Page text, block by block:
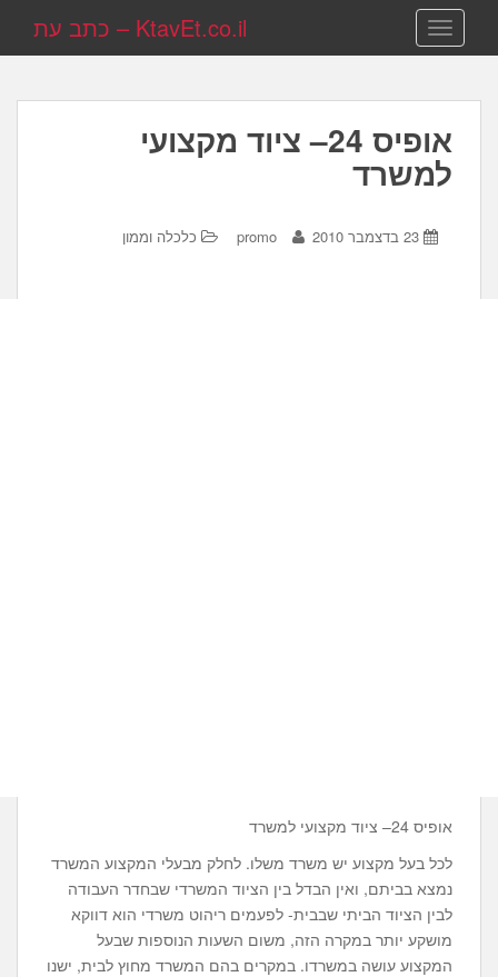
TOGGLE NAVIGATION KtavEt.co.il – כתב עת
אופיס 24– ציוד מקצועי
למשרד
23 בדצמבר 2010 promo כלכלה וממון
אופיס 24– ציוד מקצועי למשרד
לכל בעל מקצוע יש משרד משלו. לחלק מבעלי המקצוע המשרד
נמצא בביתם, ואין הבדל בין הציוד המשרדי שבחדר העבודה
לבין הציוד הביתי שבבית- לפעמים ריהוט משרדי הוא דווקא
מושקע יותר במקרה הזה, משום השעות הנוספות שבעל
המקצוע עושה במשרדו. במקרים בהם המשרד מחוץ לבית, ישנו